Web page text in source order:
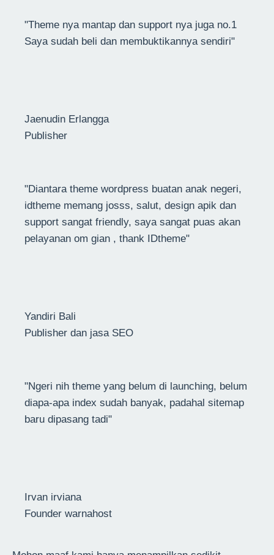
"Theme nya mantap dan support nya juga no.1
Saya sudah beli dan membuktikannya sendiri"
Jaenudin Erlangga
Publisher
"Diantara theme wordpress buatan anak negeri,
idtheme memang josss, salut, design apik dan
support sangat friendly, saya sangat puas akan
pelayanan om gian , thank IDtheme"
Yandiri Bali
Publisher dan jasa SEO
"Ngeri nih theme yang belum di launching, belum
diapa-apa index sudah banyak, padahal sitemap
baru dipasang tadi"
Irvan irviana
Founder warnahost